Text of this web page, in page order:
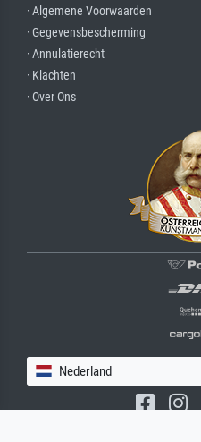
· Algemene Voorwaarden
· Gegevensbescherming
· Annulatierecht
· Klachten
· Over Ons
Nederland